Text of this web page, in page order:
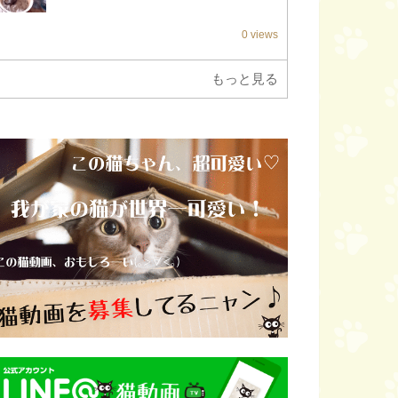
0 views
もっと見る